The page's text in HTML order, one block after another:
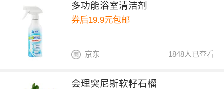
多功能浴室清洁剂
券后19.9元包邮
1848人已查看
京东
会理突尼斯软籽石榴